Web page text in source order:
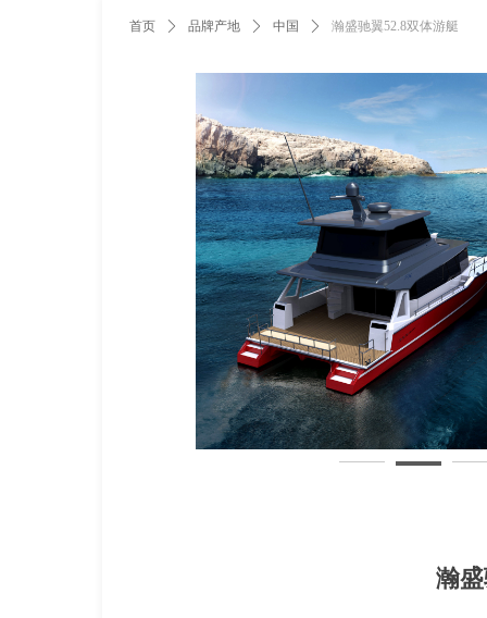
首页 ꄲ 品牌产地 ꄲ 中国 ꄲ 瀚盛驰翼52.8双体游艇
瀚